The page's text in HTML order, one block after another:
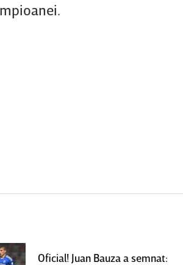
Oficial! Juan Bauza a semnat: